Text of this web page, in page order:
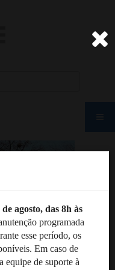
de agosto, das 8h às
programada
esse período, os
Em caso de
equipe de suporte à